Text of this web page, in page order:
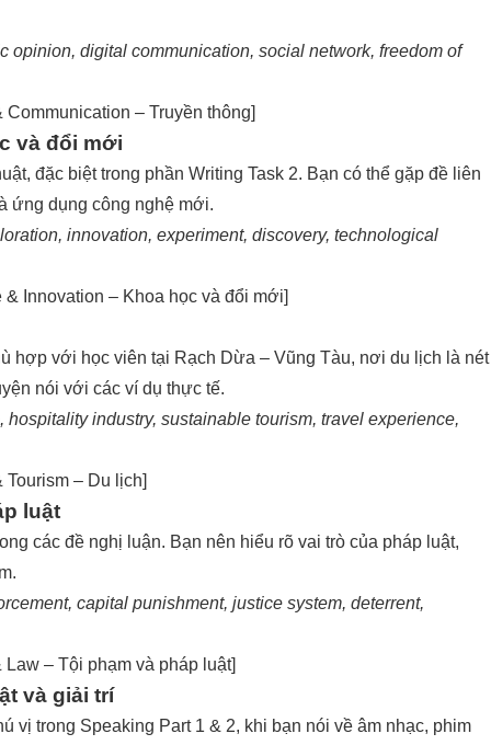
opinion, digital communication, social network, freedom of
– Truyền thông]
và đổi mới
đặc biệt trong phần Writing Task 2. Bạn có thể gặp đề liên
ứng dụng công nghệ mới.
innovation, experiment, discovery, technological
Innovation – Khoa học và đổi mới]
hợp với học viên tại Rạch Dừa – Vũng Tàu, nơi du lịch là nét
nói với các ví dụ thực tế.
hospitality industry, sustainable tourism, travel experience,
– Du lịch]
luật
các đề nghị luận. Bạn nên hiểu rõ vai trò của pháp luật,
capital punishment, justice system, deterrent,
– Tội phạm và pháp luật]
và giải trí
vị trong Speaking Part 1 & 2, khi bạn nói về âm nhạc, phim